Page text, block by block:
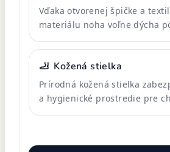
Vďaka otvorenej špičke a
materiálu noha voľne dýcha
🦶 Kožená stielka
Prírodná kožená stielka
a hygienické prostredie pre